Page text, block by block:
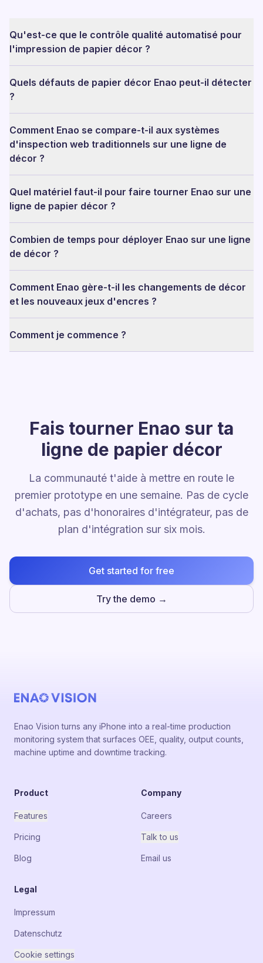
Qu'est-ce que le contrôle qualité automatisé pour
l'impression de papier décor ?
Quels défauts de papier décor Enao peut-il détecter
?
Comment Enao se compare-t-il aux systèmes
d'inspection web traditionnels sur une ligne de
décor ?
Quel matériel faut-il pour faire tourner Enao sur une
ligne de papier décor ?
Combien de temps pour déployer Enao sur une ligne
de décor ?
Comment Enao gère-t-il les changements de décor
et les nouveaux jeux d'encres ?
Comment je commence ?
Fais tourner Enao sur ta
ligne de papier décor
La communauté t'aide à mettre en route le
premier prototype en une semaine. Pas de cycle
d'achats, pas d'honoraires d'intégrateur, pas de
plan d'intégration sur six mois.
Get started for free
Try the demo →
Enao Vision turns any iPhone into a real-time production
monitoring system that surfaces OEE, quality, output counts,
machine uptime and downtime tracking.
Product
Features
Pricing
Blog
Company
Careers
Talk to us
Email us
Legal
Impressum
Datenschutz
Cookie settings